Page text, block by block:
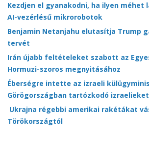
Kezdjen el gyanakodni, ha ilyen méhet
AI-vezérlésű mikrorobotok
Benjamin Netanjahu elutasítja Trump
tervét
Irán újabb feltételeket szabott az
Hormuzi-szoros megnyitásához
Éberségre intette az izraeli
Görögországban tartózkodó izraelieket
Ukrajna régebbi amerikai rakétákat
Törökországtól